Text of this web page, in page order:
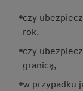
czy
rok,
czy
granicą,
w przypadku